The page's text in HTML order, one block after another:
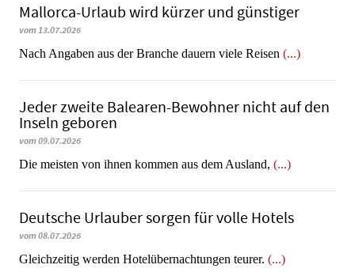
Mallorca-Urlaub wird kürzer und günstiger
vom 13.07.2026
Nach Angaben aus der Branche dauern viele Reisen (...)
Jeder zweite Balearen-Bewohner nicht auf den
Inseln geboren
vom 09.07.2026
Die meisten von ihnen kommen aus dem Ausland, (...)
Deutsche Urlauber sorgen für volle Hotels
vom 08.07.2026
Gleichzeitig werden Hotelübernachtungen teurer. (...)